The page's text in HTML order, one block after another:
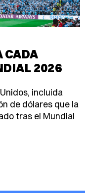
CADA
2026
incluida
de dólares que la
tras el Mundial